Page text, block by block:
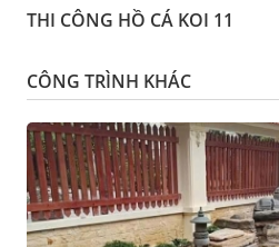
THI CÔNG HỒ CÁ KOI 11
CÔNG TRÌNH KHÁC